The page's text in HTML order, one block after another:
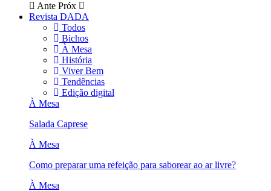
Ante Próx
Revista DADA
Todos
Bichos
À Mesa
História
Viver Bem
Tendências
Edição digital
À Mesa
Salada Caprese
À Mesa
Como preparar uma refeição para saborear ao ar livre?
À Mesa